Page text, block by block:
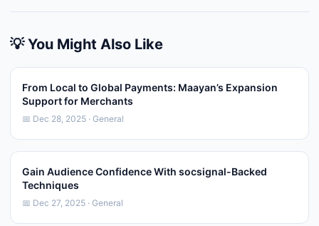
💡 You Might Also Like
From Local to Global Payments: Maayan’s Expansion
Support for Merchants
📅 Dec 28, 2025 · General
Gain Audience Confidence With socsignal-Backed
Techniques
📅 Dec 27, 2025 · General